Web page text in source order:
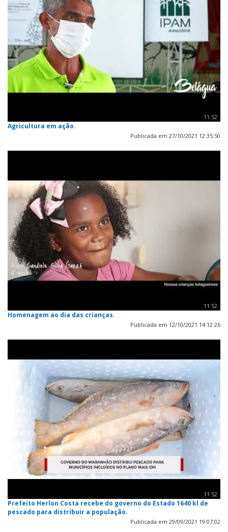
11:52
Agricultura em ação.
Publicada em 27/10/2021 12:35:50
11:52
Homenagem ao dia das crianças.
Publicada em 12/10/2021 14:12:26
11:52
Prefeito Herlon Costa recebe do governo do Estado 1640 kl de
pescado para distribuir a população.
Publicada em 29/09/2021 19:07:02